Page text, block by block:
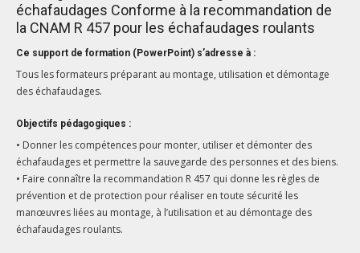
échafaudages Conforme à la recommandation de
la CNAM R 457 pour les échafaudages roulants
Ce support de formation (PowerPoint) s’adresse à :
Tous les formateurs préparant au montage, utilisation et démontage
des échafaudages.
Objectifs pédagogiques :
• Donner ­­­les ­compétences pour monter, utiliser et démonter des
échafaudages et permettre la sauvegarde des ­personnes et des biens.
• Faire connaître la recommandation R 457 qui donne les règles de
prévention et de ­protection pour réaliser en toute sécurité les
manœuvres liées au montage, à l’utilisation et au démontage des
échafaudages roulants.